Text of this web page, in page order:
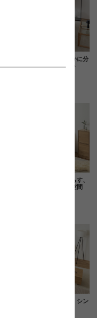
仕切り収納で空間をゆるやかに分
ワンルームコーディネート
さしい色合いで心地よく暮らす、
欧ナチュラルなワンルーム空間
さしい木の質感に包まれる、シン